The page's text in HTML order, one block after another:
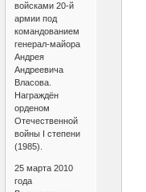
войсками 20-й
армии под
командованием
генерал-майора
Андрея
Андреевича
Власова.
Награждён
орденом
Отечественной
войны I степени
(1985).
25 марта 2010
года